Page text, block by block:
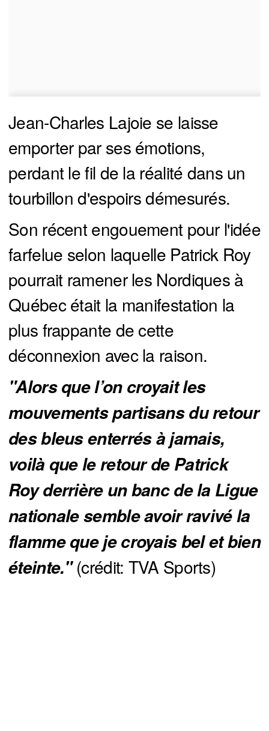
Jean-Charles Lajoie se laisse
emporter par ses émotions,
perdant le fil de la réalité dans un
tourbillon d'espoirs démesurés.
Son récent engouement pour l'idée
farfelue selon laquelle Patrick Roy
pourrait ramener les Nordiques à
Québec était la manifestation la
plus frappante de cette
déconnexion avec la raison.
"Alors que l’on croyait les
mouvements partisans du retour
des bleus enterrés à jamais,
voilà que le retour de Patrick
Roy derrière un banc de la Ligue
nationale semble avoir ravivé la
flamme que je croyais bel et bien
éteinte."(crédit: TVA Sports)